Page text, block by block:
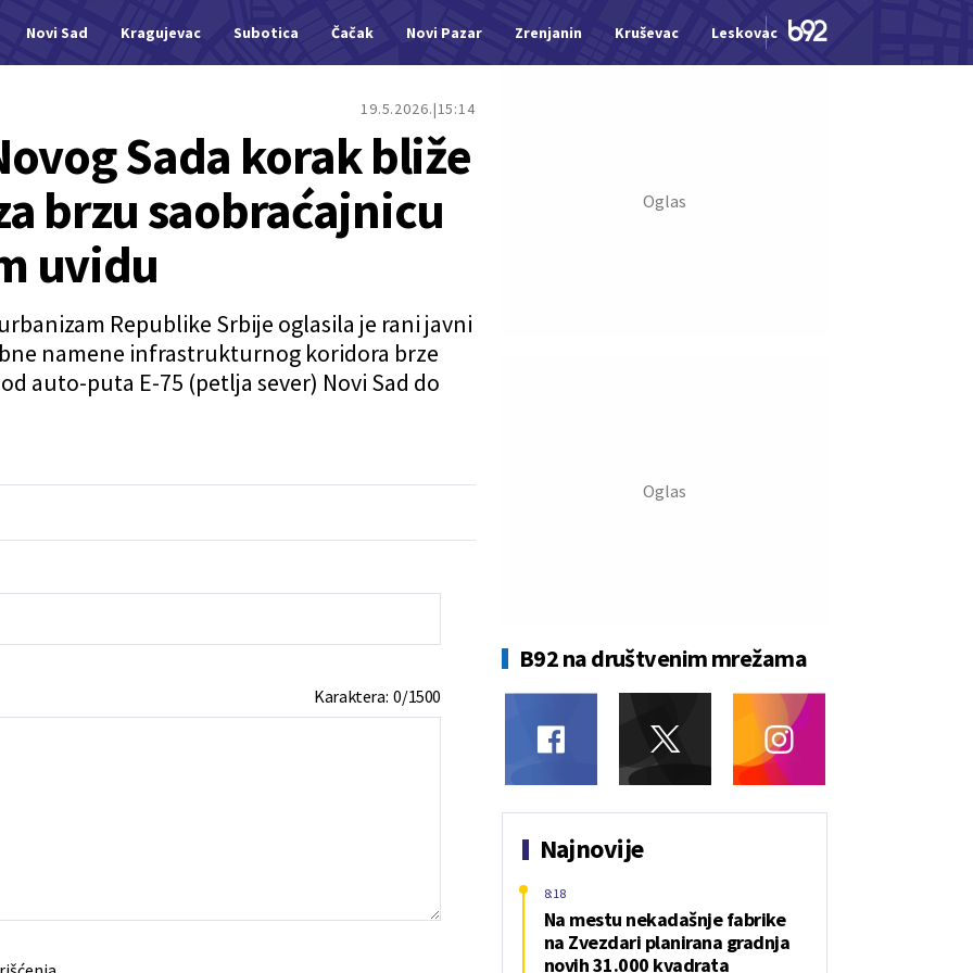
Novi Sad Kragujevac Subotica Čačak Novi Pazar Zrenjanin Kruševac Leskovac Jagodina
19.5.2026. 15:14
Sada korak bliže
brzu saobraćajnicu
uvidu
Republike Srbije oglasila je rani javni
namene infrastrukturnog koridora brze
auto-puta E-75 (petlja sever) Novi Sad do
Karaktera:0/1500
B92 na društvenim mrežama
Najnovije
Na mestu nekadašnje fabrike
na Zvezdari planirana gradnja
novih 31.000 kvadrata
8:18